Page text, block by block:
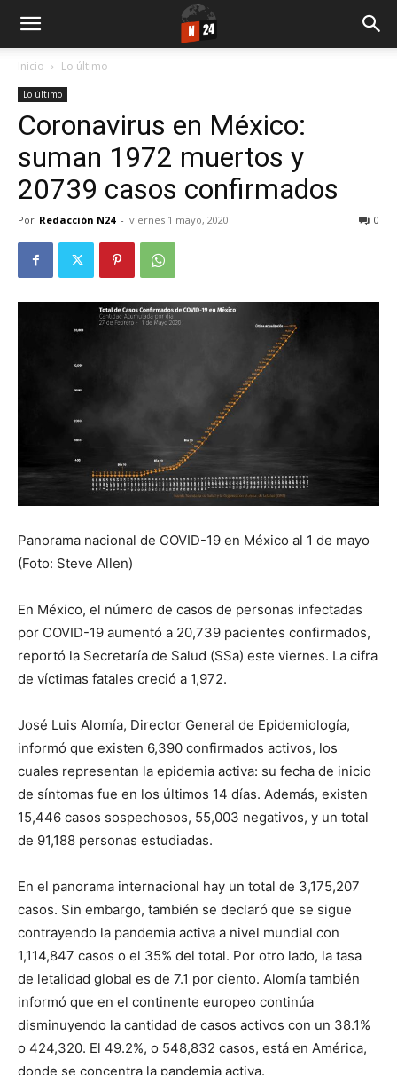
Inicio Lo último
Lo último
Coronavirus en México:
suman 1972 muertos y
20739 casos confirmados
Por Redacción N24 - viernes 1 mayo, 2020 0
Panorama nacional de COVID-19 en México al 1 de mayo
(Foto: Steve Allen)
En México, el número de casos de personas infectadas
por COVID-19 aumentó a 20,739 pacientes confirmados,
reportó la Secretaría de Salud (SSa) este viernes. La cifra
de víctimas fatales creció a 1,972.
José Luis Alomía, Director General de Epidemiología,
informó que existen 6,390 confirmados activos, los
cuales representan la epidemia activa: su fecha de inicio
de síntomas fue en los últimos 14 días. Además, existen
15,446 casos sospechosos, 55,003 negativos, y un total
de 91,188 personas estudiadas.
En el panorama internacional hay un total de 3,175,207
casos. Sin embargo, también se declaró que se sigue
contrayendo la pandemia activa a nivel mundial con
1,114,847 casos o el 35% del total. Por otro lado, la tasa
de letalidad global es de 7.1 por ciento. Alomía también
informó que en el continente europeo continúa
disminuyendo la cantidad de casos activos con un 38.1%
o 424,320. El 49.2%, o 548,832 casos, está en América,
donde se concentra la pandemia activa.